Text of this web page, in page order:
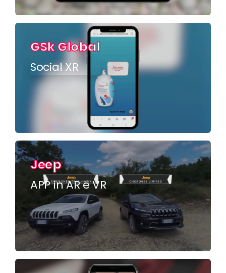
GSk Global
Social XR
Jeep
APP in AR e VR